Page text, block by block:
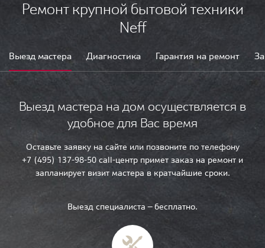
Ремонт крупной бытовой техники
Neff
Выезд мастера Диагностика Гарантия на ремонт
Выезд мастера на дом осуществляется в
удобное для Вас время
Оставьте заявку на сайте или позвоните по телефону
+7 (495) 137-98-50 call-центр примет заказ на ремонт и
запланирует визит мастера в кратчайшие сроки.
Выезд специалиста — бесплатно.